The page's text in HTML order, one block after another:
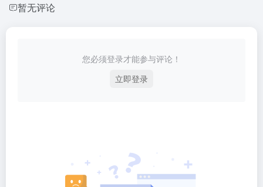
暂无评论
您必须登录才能参与评论！
立即登录